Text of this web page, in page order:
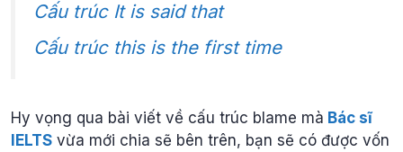
Cấu trúc It is said that
Cấu trúc this is the first time
Hy vọng qua bài viết về cấu trúc blame mà Bác sĩ
IELTS vừa mới chia sẽ bên trên, bạn sẽ có được vốn